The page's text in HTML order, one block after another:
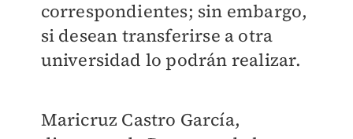
correspondientes; sin embargo,
si desean transferirse a otra
universidad lo podrán realizar.
Maricruz Castro García,